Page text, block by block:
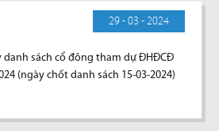
29 - 03 - 2024
danh sách cổ đông tham dự ĐHĐCĐ
(ngày chốt danh sách 15-03-2024)